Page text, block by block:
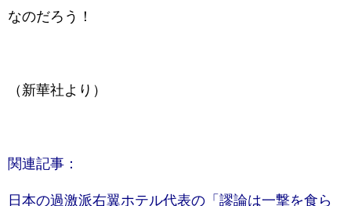
なのだろう！
（新華社より）
関連記事：
日本の過激派右翼ホテル代表の「謬論は一撃を食ら